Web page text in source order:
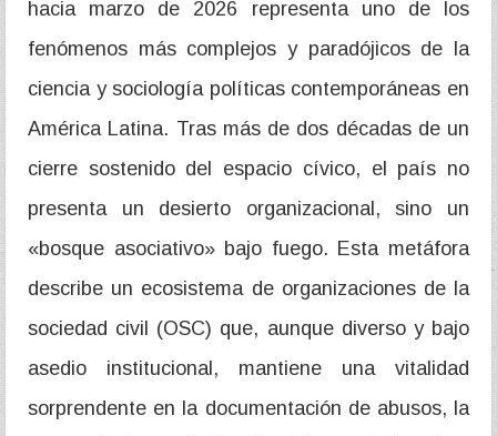
hacia marzo de 2026 representa uno de los
fenómenos más complejos y paradójicos de la
ciencia y sociología políticas contemporáneas en
América Latina. Tras más de dos décadas de un
cierre sostenido del espacio cívico, el país no
presenta un desierto organizacional, sino un
«bosque asociativo» bajo fuego. Esta metáfora
describe un ecosistema de organizaciones de la
sociedad civil (OSC) que, aunque diverso y bajo
asedio institucional, mantiene una vitalidad
sorprendente en la documentación de abusos, la